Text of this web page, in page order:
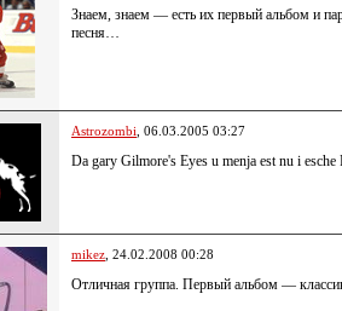
Знаем, знаем — есть их первый альбом и
песня…
Astrozombi , 06.03.2005 03:27
Da gary Gilmore's Eyes u menja est nu i
mikez , 24.02.2008 00:28
Отличная группа. Первый альбом —